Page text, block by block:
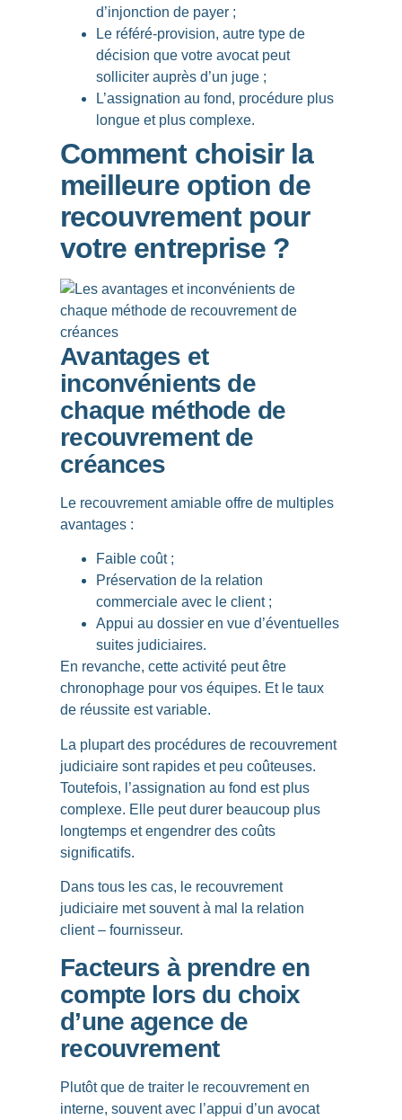
d’injonction de payer ;
Le référé-provision, autre type de
décision que votre avocat peut
solliciter auprès d’un juge ;
L’assignation au fond, procédure plus
longue et plus complexe.
Comment choisir la
meilleure option de
recouvrement pour
votre entreprise ?
Avantages et
inconvénients de
chaque méthode de
recouvrement de
créances
Le recouvrement amiable offre de multiples
avantages :
Faible coût ;
Préservation de la relation
commerciale avec le client ;
Appui au dossier en vue d’éventuelles
suites judiciaires.
En revanche, cette activité peut être
chronophage pour vos équipes. Et le taux
de réussite est variable.
La plupart des procédures de recouvrement
judiciaire sont rapides et peu coûteuses.
Toutefois, l’assignation au fond est plus
complexe. Elle peut durer beaucoup plus
longtemps et engendrer des coûts
significatifs.
Dans tous les cas, le recouvrement
judiciaire met souvent à mal la relation
client – fournisseur.
Facteurs à prendre en
compte lors du choix
d’une agence de
recouvrement
Plutôt que de traiter le recouvrement en
interne, souvent avec l’appui d’un avocat